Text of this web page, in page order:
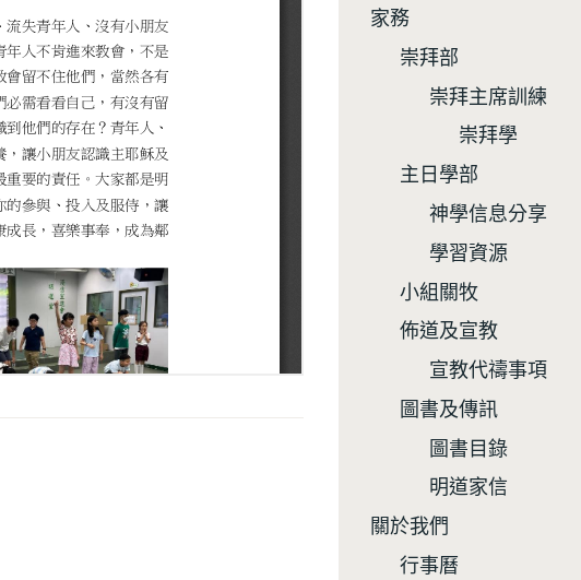
家務
崇拜部
崇拜主席訓練
崇拜學
主日學部
神學信息分享
學習資源
小組關牧
佈道及宣教
宣教代禱事項
圖書及傳訊
圖書目錄
明道家信
關於我們
行事曆